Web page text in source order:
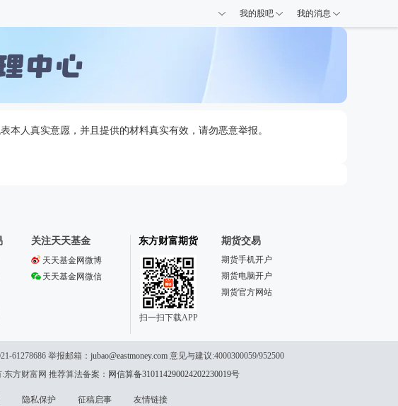
我的股吧 我的消息
人真实意愿，并且提供的材料真实有效，请勿恶意举报。
关注天天基金
天天基金网微博
天天基金网微信
东方财富期货
扫一扫下载APP
期货交易
期货手机开户
期货电脑开户
期货官方网站
61278686 举报邮箱： jubao@eastmoney.com 意见与建议:4000300059/952500
东方财富网 推荐算法备案： 网信算备310114290024202230019号
隐私保护 征稿启事 友情链接